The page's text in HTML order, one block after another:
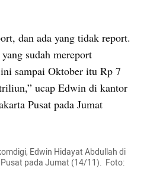
dan ada yang tidak report.
sudah mereport
sampai Oktober itu Rp 7
ucap Edwin di kantor
Pusat pada Jumat
Edwin Hidayat Abdullah di
pada Jumat (14/11).  Foto: